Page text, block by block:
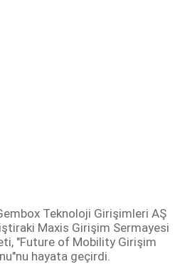
Teknoloji Girişimleri AŞ
Maxis Girişim Sermayesi
"Future of Mobility Girişim
hayata geçirdi.